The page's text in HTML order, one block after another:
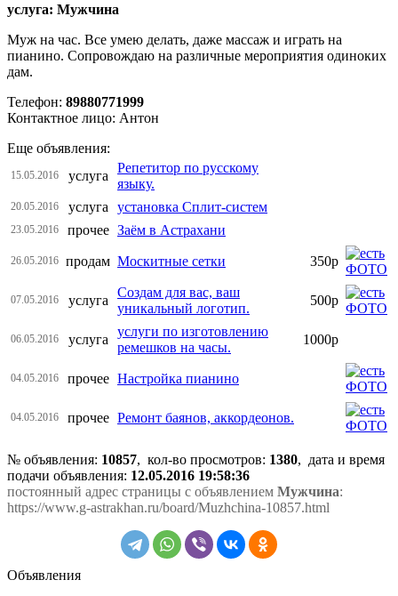
услуга: Мужчина
Муж на час. Все умею делать, даже массаж и играть на
пианино. Сопровождаю на различные мероприятия одиноких
дам.
Телефон: 89880771999
Контактное лицо: Антон
Еще объявления:
15.05.2016 услуга
Репетитор по русскому
языку.
20.05.2016 услуга установка Сплит-систем
23.05.2016 прочее Заём в Астрахани
26.05.2016 продам Москитные сетки 350р
07.05.2016 услуга
Создам для вас, ваш
уникальный логотип.
500р
06.05.2016 услуга
услуги по изготовлению
ремешков на часы.
1000р
04.05.2016 прочее Настройка пианино
04.05.2016 прочее Ремонт баянов, аккордеонов.
№ объявления: 10857, кол-во просмотров: 1380, дата и время
подачи объявления: 12.05.2016 19:58:36
постоянный адрес страницы с объявлением Мужчина:
https://www.g-astrakhan.ru/board/Muzhchina-10857.html
Объявления